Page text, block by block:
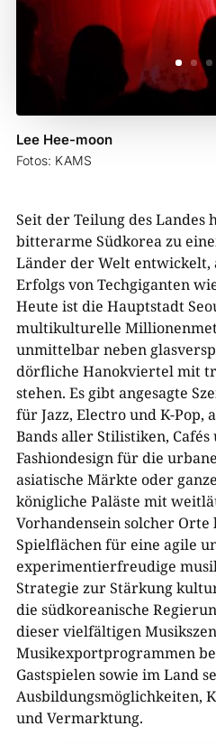
Lee Hee-moon
Fotos: KAMS
Seit der Teilung des Landes
bitterarme Südkorea zu
Länder der Welt entwickelt,
Erfolgs von Techgiganten
Heute ist die Hauptstadt
multikulturelle
unmittelbar neben
dörfliche Hanokviertel mit
stehen. Es gibt angesagte
für Jazz, Electro und K-Pop,
Bands aller Stilistiken, Cafés
Fashiondesign für die
asiatische Märkte oder
königliche Paläste mit
Vorhandensein solcher
Spielflächen für eine agile
experimentierfreudige
Strategie zur Stärkung
die südkoreanische
dieser vielfältigen
Musikexportprogrammen
Gastspielen sowie im Land
Ausbildungsmöglichkeiten,
und Vermarktung.